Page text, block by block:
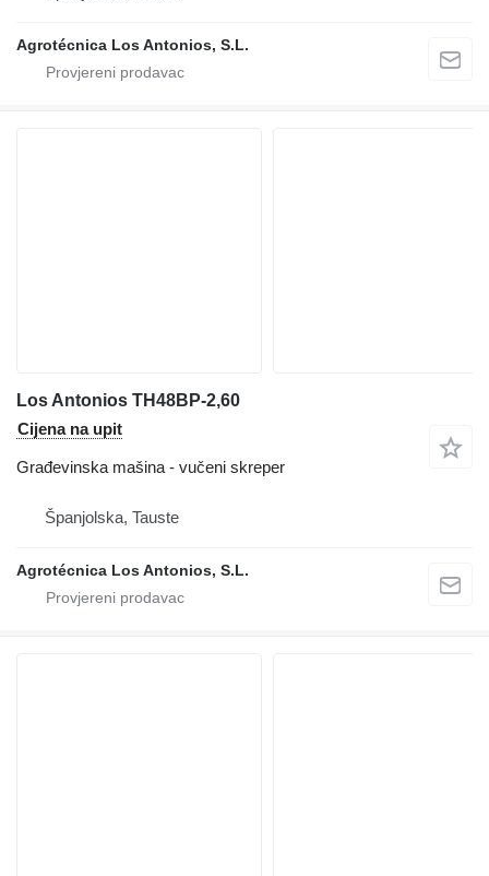
Agrotécnica Los Antonios, S.L.
Los Antonios TH48BP-2,60
Cijena na upit
Građevinska mašina - vučeni skreper
Španjolska, Tauste
Agrotécnica Los Antonios, S.L.